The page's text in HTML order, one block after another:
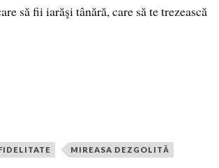
să fii iarăşi tânără, care să te trezească
MIREASA DEZGOLITĂ